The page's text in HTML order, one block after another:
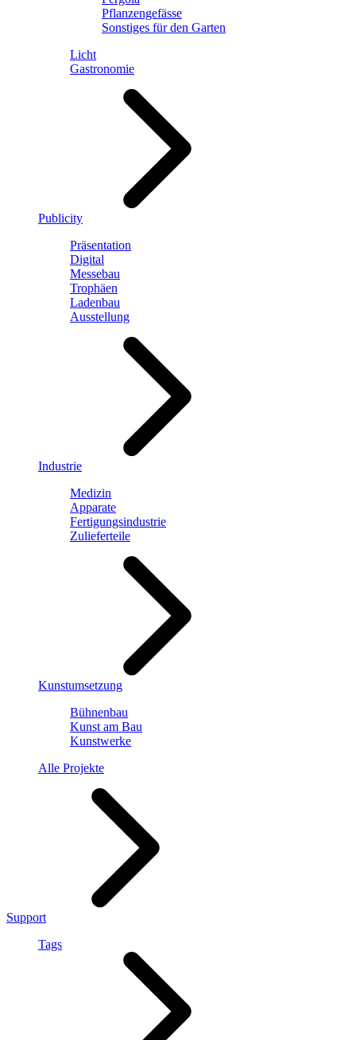
Pflanzengefässe
Sonstiges für den Garten
Licht
Gastronomie
Publicity
Präsentation
Digital
Messebau
Trophäen
Ladenbau
Ausstellung
Industrie
Medizin
Apparate
Fertigungsindustrie
Zulieferteile
Kunstumsetzung
Bühnenbau
Kunst am Bau
Kunstwerke
Alle Projekte
Support
Tags